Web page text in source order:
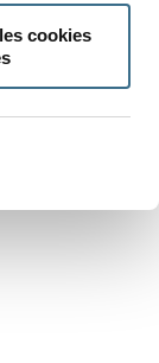
cookies